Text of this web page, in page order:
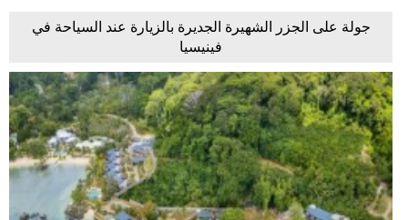
جولة على الجزر الشهيرة الجديرة بالزيارة عند السياحة في
فينيسيا